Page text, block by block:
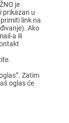
je
prikazan u
link na
Ako
a ili
Zatim
oglas će